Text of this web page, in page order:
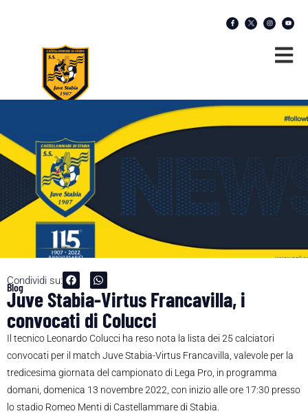
Condividi su:
Blog
Juve Stabia-Virtus Francavilla, i
convocati di Colucci
Il tecnico Leonardo Colucci ha reso nota la lista dei 25 calciatori
convocati per il match Juve Stabia-Virtus Francavilla, valevole per la
tredicesima giornata del campionato di Lega Pro, in programma
domani, domenica 13 novembre 2022, con inizio alle ore 17:30 presso
lo stadio Romeo Menti di Castellammare di Stabia.